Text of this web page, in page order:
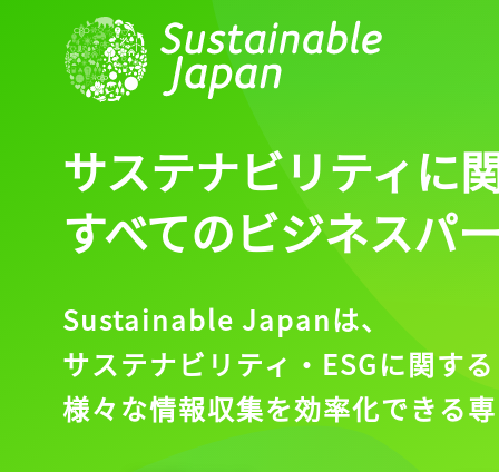
サステナビリティに
すべてのビジネスパ
Sustainable Japanは、
サステナビリティ・ESGに関する
様々な情報収集を効率化できる